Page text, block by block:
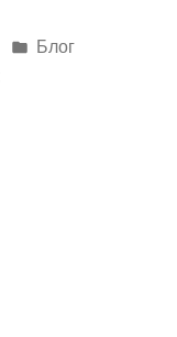
Написано
Блог